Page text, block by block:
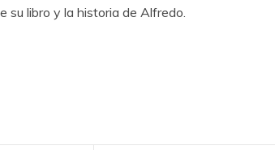
su libro y la historia de Alfredo.